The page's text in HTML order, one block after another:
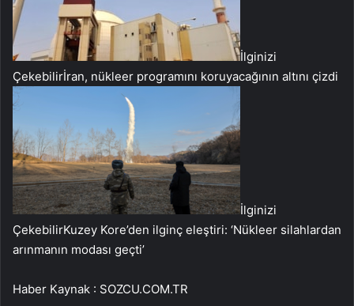
İlginizi
Çekebilirİran, nükleer programını koruyacağının altını çizdi
İlginizi
ÇekebilirKuzey Kore’den ilginç eleştiri: ‘Nükleer silahlardan
arınmanın modası geçti’
Haber Kaynak : SOZCU.COM.TR